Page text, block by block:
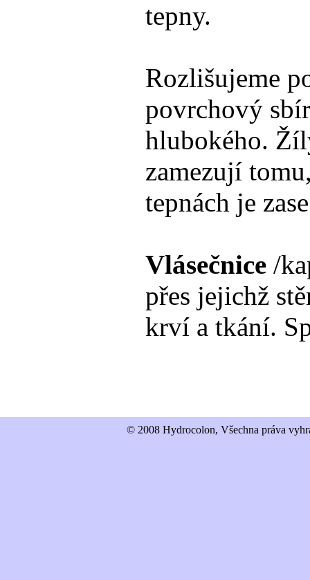
tepny.
Rozlišujeme
povrchový
hlubokého.
zamezují
tepnách je
Vlásečnice /
přes jejichž
krví a tkání.
© 2008 Hydrocolon, Všechna práva